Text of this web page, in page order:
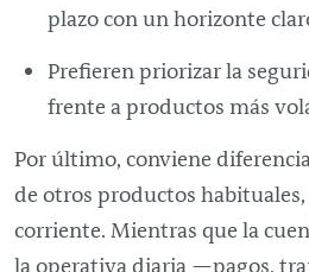
plazo con un horizonte
Prefieren priorizar la
frente a productos más
Por último, conviene
de otros productos
corriente. Mientras que la
la operativa diaria —pagos,